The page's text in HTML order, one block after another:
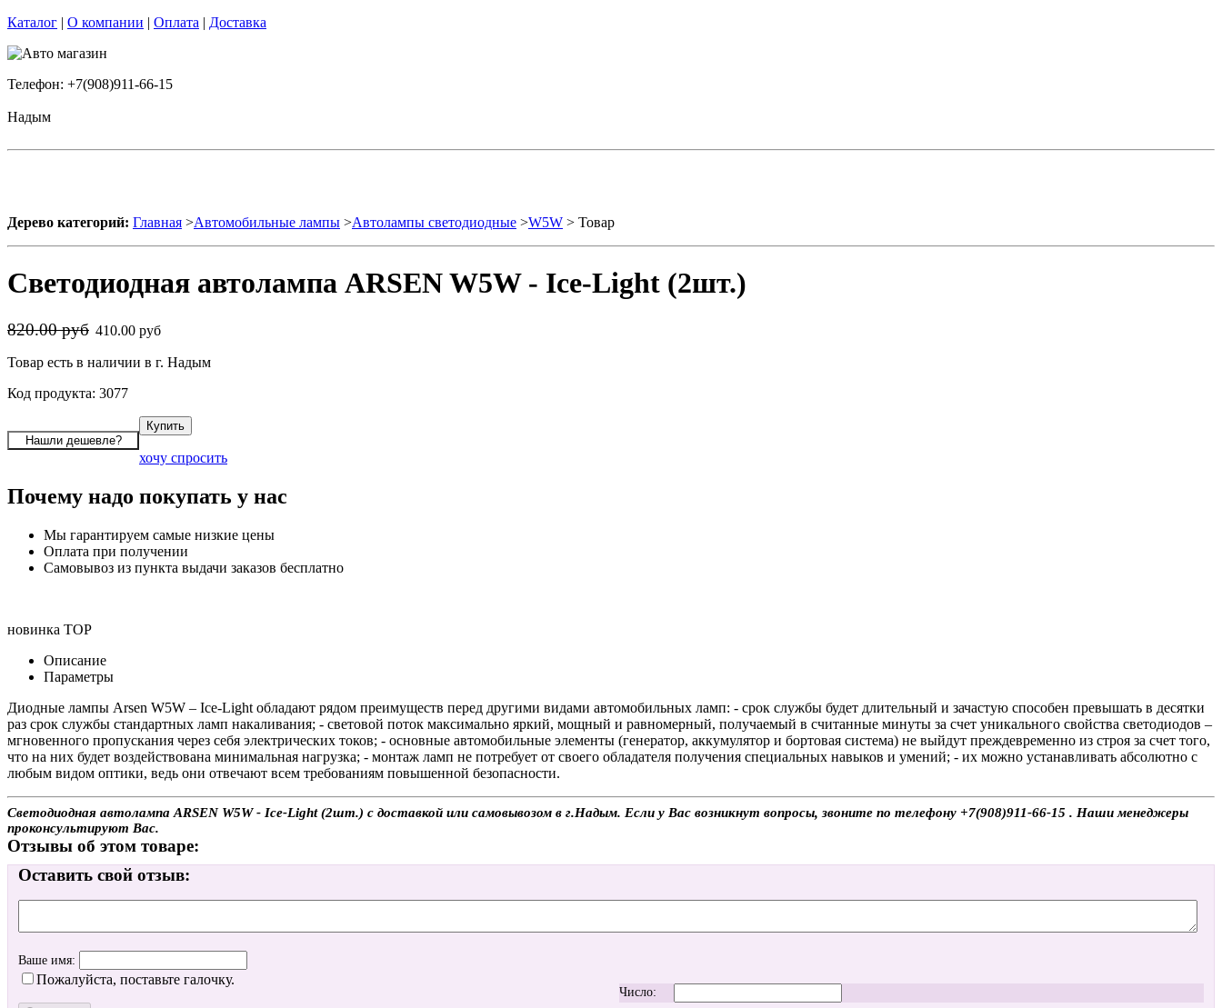
Каталог | О компании | Оплата | Доставка
Телефон: +7(908)911-66-15
Надым
Дерево категорий: Главная >Автомобильные лампы >Автолампы светодиодные >W5W > Товар
Светодиодная автолампа ARSEN W5W - Ice-Light (2шт.)
820.00 руб 410.00 руб
Товар есть в наличии в г. Надым
Код продукта: 3077
хочу спросить
Почему надо покупать у нас
Мы гарантируем самые низкие цены
Оплата при получении
Самовывоз из пункта выдачи заказов бесплатно
новинка TOP
Описание
Параметры
Диодные лампы Arsen W5W – Ice-Light обладают рядом преимуществ перед другими видами автомобильных ламп: - срок службы будет длительный и зачастую способен превышать в десятки
раз срок службы стандартных ламп накаливания; - световой поток максимально яркий, мощный и равномерный, получаемый в считанные минуты за счет уникального свойства светодиодов –
мгновенного пропускания через себя электрических токов; - основные автомобильные элементы (генератор, аккумулятор и бортовая система) не выйдут преждевременно из строя за счет того,
что на них будет воздействована минимальная нагрузка; - монтаж ламп не потребует от своего обладателя получения специальных навыков и умений; - их можно устанавливать абсолютно с
любым видом оптики, ведь они отвечают всем требованиям повышенной безопасности.
Светодиодная автолампа ARSEN W5W - Ice-Light (2шт.) с доставкой или самовывозом в г.Надым. Если у Вас возникнут вопросы, звоните по телефону +7(908)911-66-15 . Наши менеджеры
проконсультируют Вас.
Отзывы об этом товаре:
Оставить свой отзыв:
Ваше имя:
Пожалуйста, поставьте галочку.
Число: